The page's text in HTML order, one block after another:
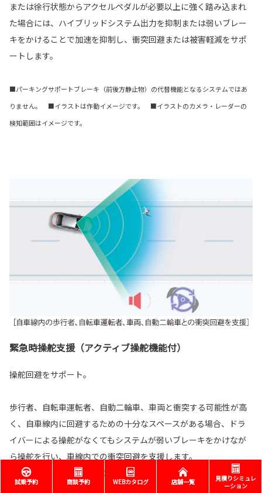
または徐行状態からアクセルペダルが必要以上に強く踏み込まれ
た場合には、ハイブリッドシステム出力を抑制または弱いブレー
キをかけることで加速を抑制し、衝突回避または被害軽減をサポ
ートします。
■パーキングサポートブレーキ（前後方静止物）の代替機能となるシステムではあ
りません。 ■イラストは作動イメージです。 ■イラストのカメラ・レーダーの
検知範囲はイメージです。
緊急時操舵支援（アクティブ操舵機能付）
操舵回避をサポート。
歩行者、自転車運転者、自動二輪車、車両と衝突する可能性が高
く、自車線内に回避するための十分なスペースがある場合、ドラ
イバーによる操舵がなくてもシステムが弱いブレーキをかけなが
ら操舵を行い、車線内での衝突回避を支援します。
［SPORT RS、SPORT Zに標準装備］
試乗予約 商談予約 WEBカタログ 店舗一覧
見積りシミュレ
ーション